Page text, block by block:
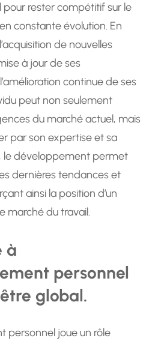
pour rester compétitif sur le
constante évolution. En
de nouvelles
à jour de ses
continue de ses
peut non seulement
du marché actuel, mais
par son expertise et sa
le développement permet
dernières tendances et
ainsi la position d’un
marché du travail.
à
personnel
global.
personnel joue un rôle